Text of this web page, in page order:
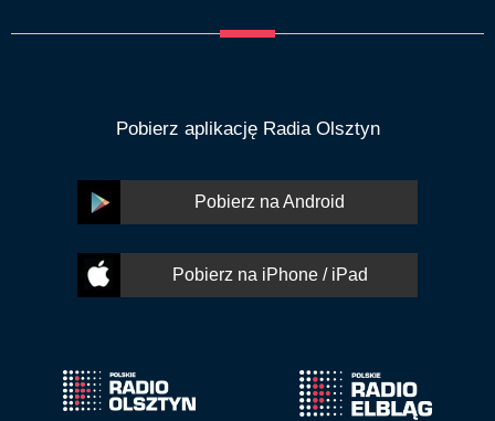
Pobierz aplikację Radia Olsztyn
Pobierz na Android
Pobierz na iPhone / iPad